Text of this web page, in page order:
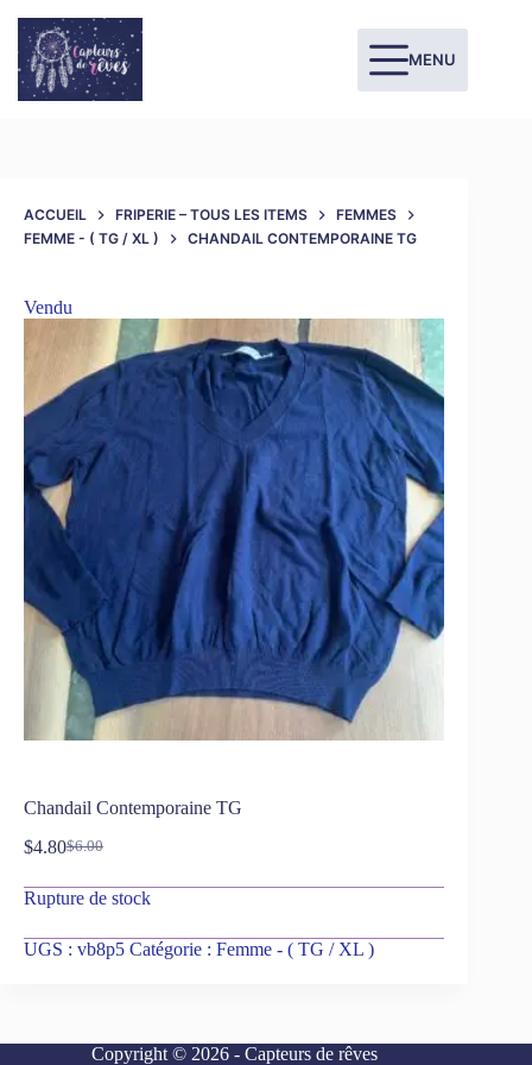
MENU
ACCUEIL FRIPERIE – TOUS LES ITEMS
FEMMES
FEMME - ( TG / XL )
CHANDAIL CONTEMPORAINE TG
Vendu
Chandail Contemporaine TG
$6.00
$4.80
Rupture de stock
UGS : vb8p5 Catégorie : Femme - ( TG / XL )
Copyright © 2026 - Capteurs de rêves